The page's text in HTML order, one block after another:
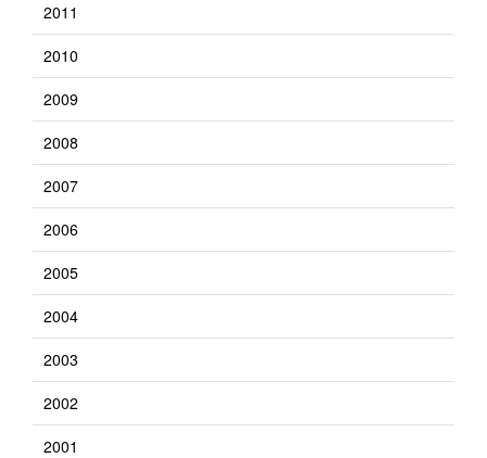
2011
2010
2009
2008
2007
2006
2005
2004
2003
2002
2001